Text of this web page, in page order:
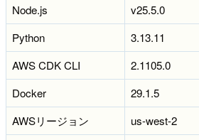
Node.js
v25.5.0
Python
3.13.11
AWS CDK CLI
2.1105.0
Docker
29.1.5
AWSリージョン
us-west-2